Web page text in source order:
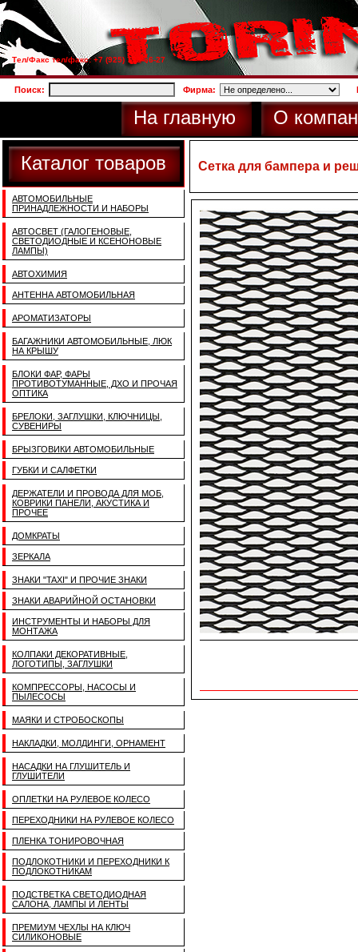
Тел/Факс тел/факс: +7 (925) 733-66-27
Поиск: Фирма:
На главную О
Каталог товаров
АВТОМОБИЛЬНЫЕ
ПРИНАДЛЕЖНОСТИ И НАБОРЫ
АВТОСВЕТ (ГАЛОГЕНОВЫЕ,
СВЕТОДИОДНЫЕ И КСЕНОНОВЫЕ
ЛАМПЫ)
АВТОХИМИЯ
АНТЕННА АВТОМОБИЛЬНАЯ
АРОМАТИЗАТОРЫ
БАГАЖНИКИ АВТОМОБИЛЬНЫЕ, ЛЮК
НА КРЫШУ
БЛОКИ ФАР, ФАРЫ
ПРОТИВОТУМАННЫЕ, ДХО И ПРОЧАЯ
ОПТИКА
БРЕЛОКИ, ЗАГЛУШКИ, КЛЮЧНИЦЫ,
СУВЕНИРЫ
БРЫЗГОВИКИ АВТОМОБИЛЬНЫЕ
ГУБКИ И САЛФЕТКИ
ДЕРЖАТЕЛИ И ПРОВОДА ДЛЯ МОБ,
КОВРИКИ ПАНЕЛИ, АКУСТИКА И
ПРОЧЕЕ
ДОМКРАТЫ
ЗЕРКАЛА
ЗНАКИ "TAXI" И ПРОЧИЕ ЗНАКИ
ЗНАКИ АВАРИЙНОЙ ОСТАНОВКИ
ИНСТРУМЕНТЫ И НАБОРЫ ДЛЯ
МОНТАЖА
КОЛПАКИ ДЕКОРАТИВНЫЕ,
ЛОГОТИПЫ, ЗАГЛУШКИ
КОМПРЕССОРЫ, НАСОСЫ И
ПЫЛЕСОСЫ
МАЯКИ И СТРОБОСКОПЫ
НАКЛАДКИ, МОЛДИНГИ, ОРНАМЕНТ
НАСАДКИ НА ГЛУШИТЕЛЬ И
ГЛУШИТЕЛИ
ОПЛЕТКИ НА РУЛЕВОЕ КОЛЕСО
ПЕРЕХОДНИКИ НА РУЛЕВОЕ КОЛЕСО
ПЛЕНКА ТОНИРОВОЧНАЯ
ПОДЛОКОТНИКИ И ПЕРЕХОДНИКИ К
ПОДЛОКОТНИКАМ
ПОДСТВЕТКА СВЕТОДИОДНАЯ
САЛОНА, ЛАМПЫ И ЛЕНТЫ
ПРЕМИУМ ЧЕХЛЫ НА КЛЮЧ
СИЛИКОНОВЫЕ
Сетка для бампера и